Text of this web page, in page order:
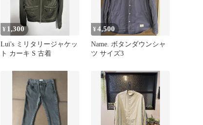
¥ 1,300
Lui's ミリタリージャケッ
ト カーキ S 古着
¥4,500
Name. ボタンダウンシャ
ツ サイズ3